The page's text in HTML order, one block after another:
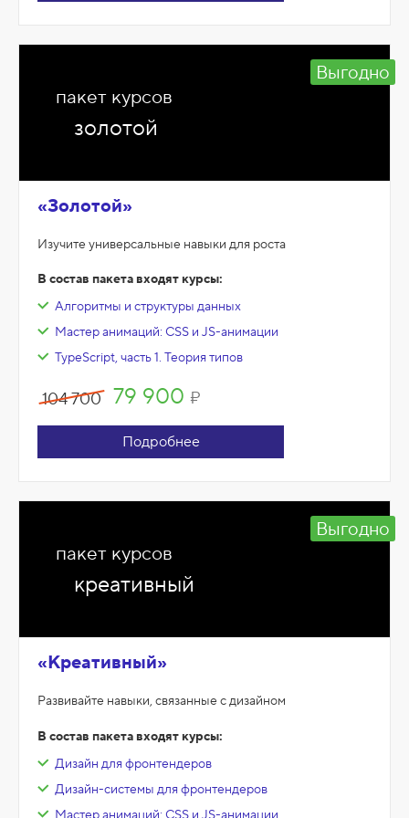
пакет курсов
золотой
Выгодно
«Золотой»
Изучите универсальные навыки для роста
В состав пакета входят курсы:
Алгоритмы и структуры данных
Мастер анимаций: CSS и JS-анимации
TypeScript, часть 1. Теория типов
104 700 79 900 ₽
Подробнее
пакет курсов
креативный
Выгодно
«Креативный»
Развивайте навыки, связанные с дизайном
В состав пакета входят курсы:
Дизайн для фронтендеров
Дизайн-системы для фронтендеров